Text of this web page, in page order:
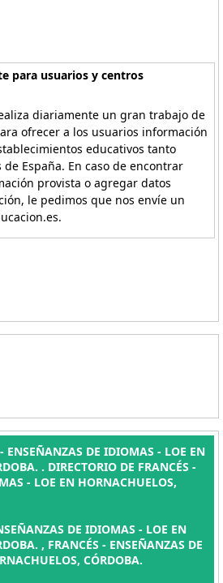
para usuarios y centros
diariamente un gran trabajo de
ofrecer a los usuarios información
educativos tanto
España. En caso de encontrar
provista o agregar datos
le pedimos que nos envíe un
ENSEÑANZAS DE IDIOMAS - LOE EN
. DIRECTORIO DE FRANCÉS -
- LOE EN HORNACHUELOS,
DE IDIOMAS - LOE EN
, FRANCÉS - ENSEÑANZAS DE
CÓRDOBA.